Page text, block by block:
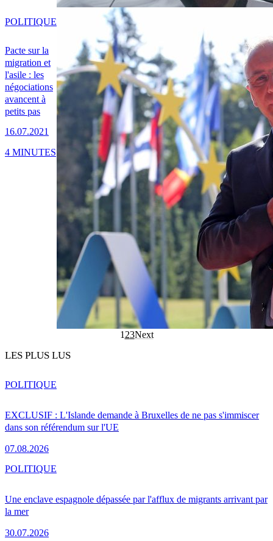
Pacte sur la
migration et
l'asile : les
négociations
avancent à
petits pas
16.07.2021
POLITIQUE
4 MINUTES
1 23Next
LES PLUS LUS
EXCLUSIF : L'Islande demande à Bruxelles de ne pas s'immiscer
dans son référendum sur l'UE
07.08.2026
POLITIQUE
Une enclave espagnole dépassée par l'afflux de migrants arrivant par
la mer
30.07.2026
POLITIQUE